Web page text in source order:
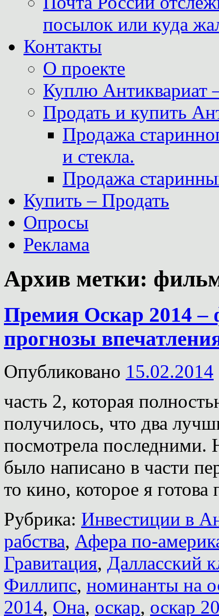
посылок или куда
Контакты
О проекте
Куплю Антиквариат
Продать и купить
Продажа
и стекла.
Продажа
Купить – Продать
Опросы
Реклама
Архив метки:
Премия Оскар 2014
прогнозы
Опубликовано 15.02.2014
часть 2, которая
получилось, что два
посмотрела последними.
было написано в части
то кино, которое я
Рубрика: Инвестиции в
рабства, Афера по-
Гравитация, Далласский
Филлипс, номинанты на
2014, Она, оскар, оскар